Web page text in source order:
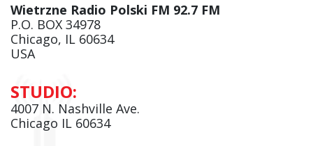
Wietrzne Radio Polski FM 92.7 FM
P.O. BOX 34978
Chicago, IL 60634
USA
STUDIO:
4007 N. Nashville Ave.
Chicago IL 60634